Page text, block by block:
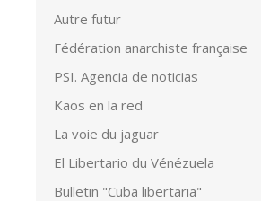
Autre futur
Fédération anarchiste française
PSI. Agencia de noticias
Kaos en la red
La voie du jaguar
El Libertario du Vénézuela
Bulletin "Cuba libertaria"